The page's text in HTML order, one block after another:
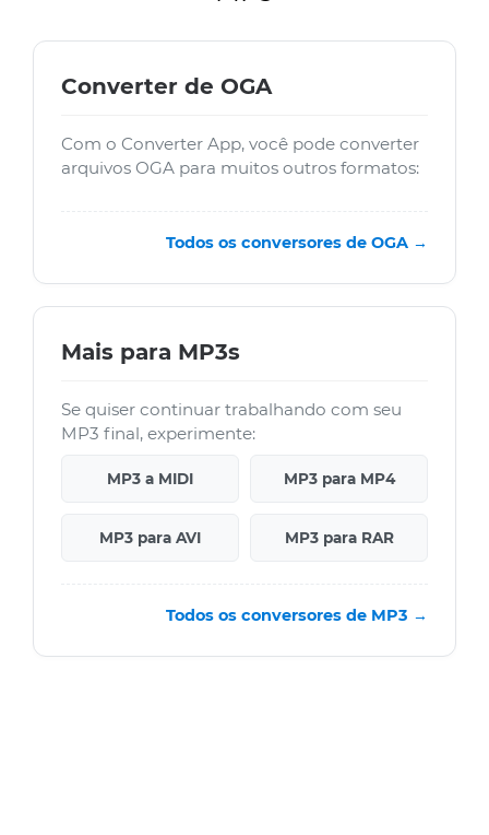
Converter de OGA
Com o Converter App, você pode converter
arquivos OGA para muitos outros formatos:
Todos os conversores de OGA →
Mais para MP3s
Se quiser continuar trabalhando com seu
MP3 final, experimente:
MP3 a MIDI MP3 para MP4
MP3 para AVI MP3 para RAR
Todos os conversores de MP3 →